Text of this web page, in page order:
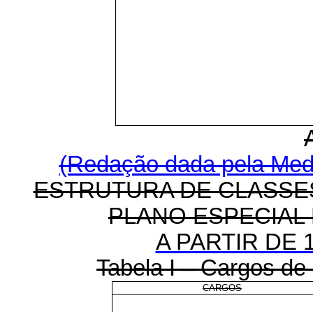
(Redação dada pela
ESTRUTURA DE
PLANO
A PARTIR DE
Tabela I – Cargos
CARGOS